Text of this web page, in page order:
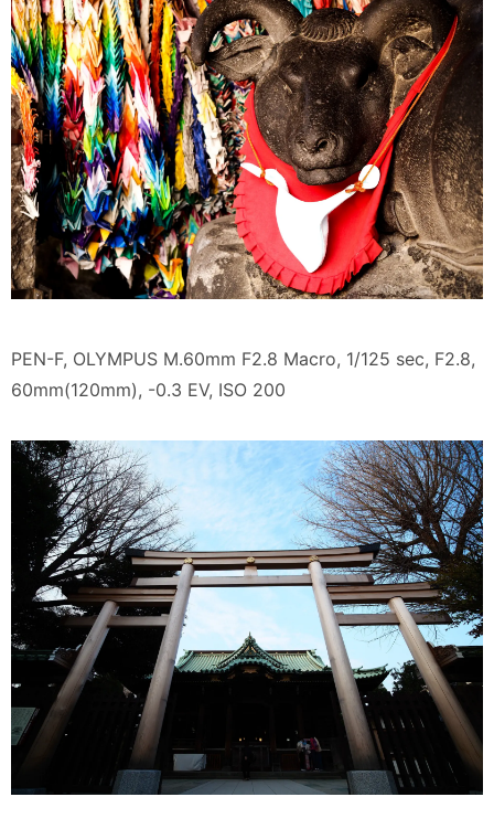
PEN-F, OLYMPUS M.60mm F2.8 Macro, 1/125 sec, F2.8,
60mm(120mm), -0.3 EV, ISO 200